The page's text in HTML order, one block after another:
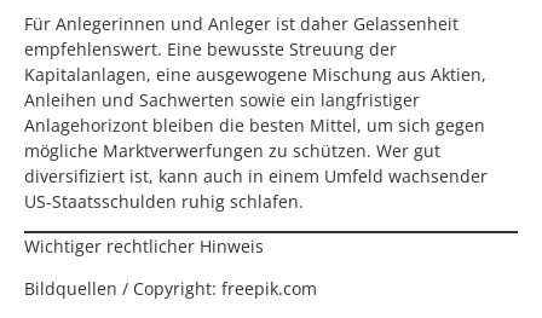
Für Anlegerinnen und Anleger ist daher Gelassenheit
empfehlenswert. Eine bewusste Streuung der
Kapitalanlagen, eine ausgewogene Mischung aus Aktien,
Anleihen und Sachwerten sowie ein langfristiger
Anlagehorizont bleiben die besten Mittel, um sich gegen
mögliche Marktverwerfungen zu schützen. Wer gut
diversifiziert ist, kann auch in einem Umfeld wachsender
US-Staatsschulden ruhig schlafen.
Wichtiger rechtlicher Hinweis
Bildquellen / Copyright: freepik.com